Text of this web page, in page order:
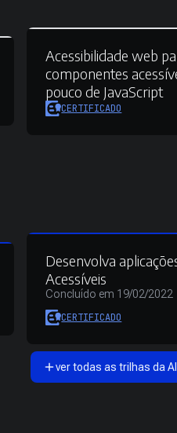
Acessibilidade web
componentes
pouco de JavaScript
CERTIFICADO
Desenvolva
Acessíveis
Concluído em 19/02/2022
CERTIFICADO
ver todas as trilhas da